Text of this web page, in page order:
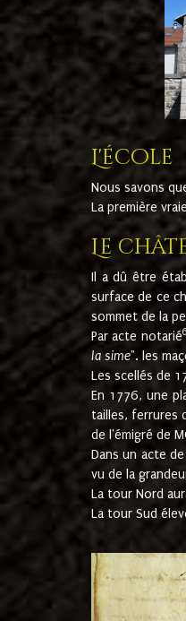
L'école
Nous savons
La première
Le
Il a dû être
surface de ce
sommet de la
Par acte notarié6
la sime". les
Les scellés de
En 1776, une
tailles, ferrures
de l'émigré de
Dans un acte
vu de la
La tour Nord
La tour Sud